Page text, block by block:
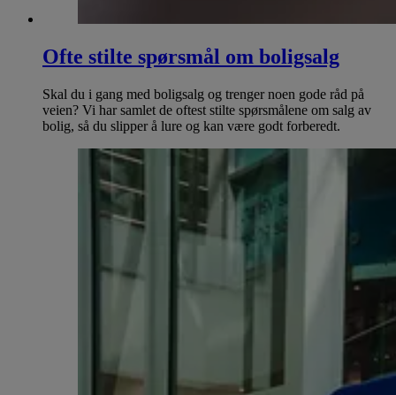
Ofte stilte spørsmål om boligsalg
Skal du i gang med boligsalg og trenger noen gode råd på
veien? Vi har samlet de oftest stilte spørsmålene om salg av
bolig, så du slipper å lure og kan være godt forberedt.